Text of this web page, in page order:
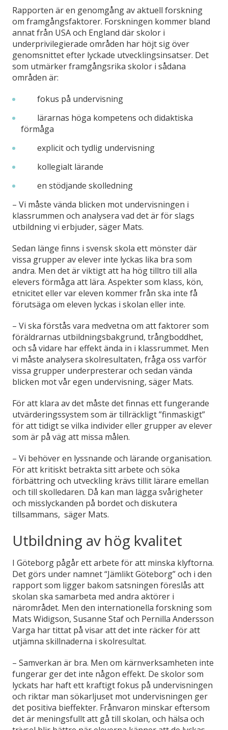
Rapporten är en genomgång av aktuell forskning
om framgångsfaktorer. Forskningen kommer bland
annat från USA och England där skolor i
underprivilegierade områden har höjt sig över
genomsnittet efter lyckade utvecklingsinsatser. Det
som utmärker framgångsrika skolor i sådana
områden är:
fokus på undervisning
lärarnas höga kompetens och didaktiska
förmåga
explicit och tydlig undervisning
kollegialt lärande
en stödjande skolledning
– Vi måste vända blicken mot undervisningen i
klassrummen och analysera vad det är för slags
utbildning vi erbjuder, säger Mats.
Sedan länge finns i svensk skola ett mönster där
vissa grupper av elever inte lyckas lika bra som
andra. Men det är viktigt att ha hög tilltro till alla
elevers förmåga att lära. Aspekter som klass, kön,
etnicitet eller var eleven kommer från ska inte få
förutsäga om eleven lyckas i skolan eller inte.
– Vi ska förstås vara medvetna om att faktorer som
föräldrarnas utbildningsbakgrund, trångboddhet,
och så vidare har effekt ända in i klassrummet. Men
vi måste analysera skolresultaten, fråga oss varför
vissa grupper underpresterar och sedan vända
blicken mot vår egen undervisning, säger Mats.
För att klara av det måste det finnas ett fungerande
utvärderingssystem som är tillräckligt ”finmaskigt”
för att tidigt se vilka individer eller grupper av elever
som är på väg att missa målen.
– Vi behöver en lyssnande och lärande organisation.
För att kritiskt betrakta sitt arbete och söka
förbättring och utveckling krävs tillit lärare emellan
och till skolledaren. Då kan man lägga svårigheter
och misslyckanden på bordet och diskutera
tillsammans, säger Mats.
Utbildning av hög kvalitet
I Göteborg pågår ett arbete för att minska klyftorna.
Det görs under namnet “Jämlikt Göteborg” och i den
rapport som ligger bakom satsningen föreslås att
skolan ska samarbeta med andra aktörer i
närområdet. Men den internationella forskning som
Mats Widigson, Susanne Staf och Pernilla Andersson
Varga har tittat på visar att det inte räcker för att
utjämna skillnaderna i skolresultat.
– Samverkan är bra. Men om kärnverksamheten inte
fungerar ger det inte någon effekt. De skolor som
lyckats har haft ett kraftigt fokus på undervisningen
och riktar man sökarljuset mot undervisningen ger
det positiva bieffekter. Frånvaron minskar eftersom
det är meningsfullt att gå till skolan, och hälsa och